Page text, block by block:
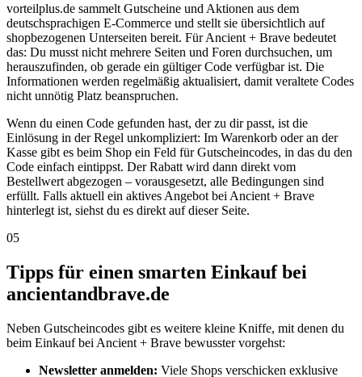
vorteilplus.de sammelt Gutscheine und Aktionen aus dem
deutschsprachigen E-Commerce und stellt sie übersichtlich auf
shopbezogenen Unterseiten bereit. Für Ancient + Brave bedeutet
das: Du musst nicht mehrere Seiten und Foren durchsuchen, um
herauszufinden, ob gerade ein gültiger Code verfügbar ist. Die
Informationen werden regelmäßig aktualisiert, damit veraltete Codes
nicht unnötig Platz beanspruchen.
Wenn du einen Code gefunden hast, der zu dir passt, ist die
Einlösung in der Regel unkompliziert: Im Warenkorb oder an der
Kasse gibt es beim Shop ein Feld für Gutscheincodes, in das du den
Code einfach eintippst. Der Rabatt wird dann direkt vom
Bestellwert abgezogen – vorausgesetzt, alle Bedingungen sind
erfüllt. Falls aktuell ein aktives Angebot bei Ancient + Brave
hinterlegt ist, siehst du es direkt auf dieser Seite.
05
Tipps für einen smarten Einkauf bei
ancientandbrave.de
Neben Gutscheincodes gibt es weitere kleine Kniffe, mit denen du
beim Einkauf bei Ancient + Brave bewusster vorgehst:
Newsletter anmelden: Viele Shops verschicken exklusive